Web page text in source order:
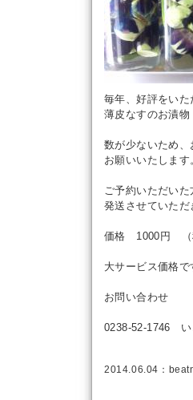
毎年、好評をいた
薄皮なすのお漬
数が少ないため
お願いいたします
ご予約いただい
発送させていただ
価格 1000円 （
大サービス価格で
お問い合わせ
0238-52-1746
2014.06.04：